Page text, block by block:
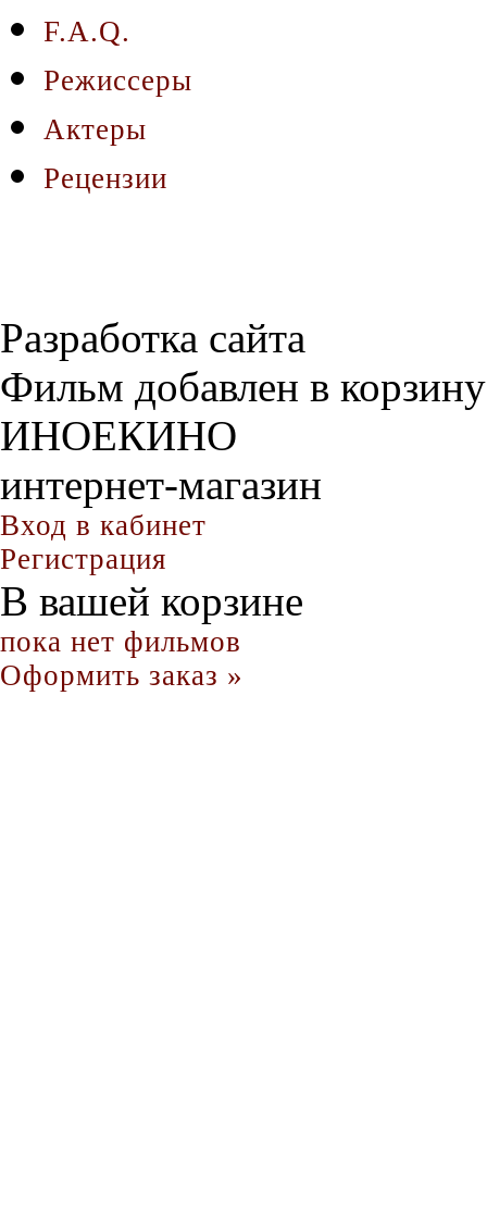
F.A.Q.
Режиссеры
Актеры
Рецензии
Разработка сайта
Фильм добавлен в корзину
ИНОЕКИНО
интернет-магазин
Вход в кабинет
Регистрация
В вашей корзине
пока нет фильмов
Оформить заказ »